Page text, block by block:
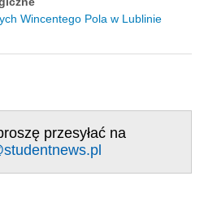
Wincentego Pola w Lublinie
przesyłać na